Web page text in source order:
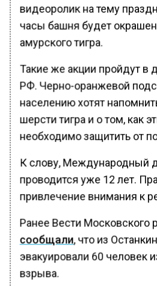
видеоролик на тему
часы башня будет
амурского тигра.
Такие же акции пройдут в
РФ. Черно-оранжевой
населению хотят
шерсти тигра и о том, как
необходимо защитить от
К слову, Международный
проводится уже 12 лет.
привлечение внимания к
Ранее Вести Московского
сообщали, что из
эвакуировали 60 человек
взрыва.